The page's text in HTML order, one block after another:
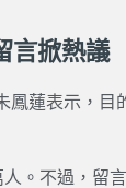
言掀熱議
蓮表示，目
。不過，留